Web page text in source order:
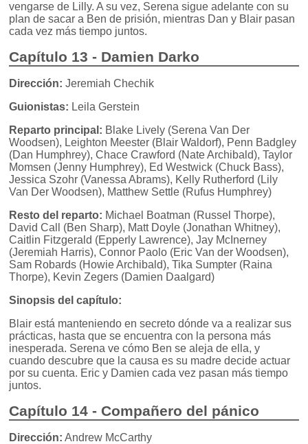
vengarse de Lilly. A su vez, Serena sigue adelante con su
plan de sacar a Ben de prisión, mientras Dan y Blair pasan
cada vez más tiempo juntos.
Capítulo 13 - Damien Darko
Dirección: Jeremiah Chechik
Guionistas: Leila Gerstein
Reparto principal: Blake Lively (Serena Van Der
Woodsen), Leighton Meester (Blair Waldorf), Penn Badgley
(Dan Humphrey), Chace Crawford (Nate Archibald), Taylor
Momsen (Jenny Humphrey), Ed Westwick (Chuck Bass),
Jessica Szohr (Vanessa Abrams), Kelly Rutherford (Lily
Van Der Woodsen), Matthew Settle (Rufus Humphrey)
Resto del reparto: Michael Boatman (Russel Thorpe),
David Call (Ben Sharp), Matt Doyle (Jonathan Whitney),
Caitlin Fitzgerald (Epperly Lawrence), Jay McInerney
(Jeremiah Harris), Connor Paolo (Eric Van der Woodsen),
Sam Robards (Howie Archibald), Tika Sumpter (Raina
Thorpe), Kevin Zegers (Damien Daalgard)
Sinopsis del capítulo:
Blair está manteniendo en secreto dónde va a realizar sus
prácticas, hasta que se encuentra con la persona más
inesperada. Serena ve cómo Ben se aleja de ella, y
cuando descubre que la causa es su madre decide actuar
por su cuenta. Eric y Damien cada vez pasan más tiempo
juntos.
Capítulo 14 - Compañero del pánico
Dirección: Andrew McCarthy